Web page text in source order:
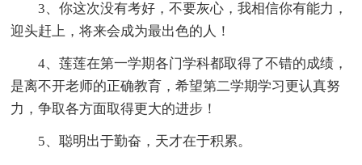
3、你这次没有考好，不要灰心，我相信你有能力，
迎头赶上，将来会成为最出色的人！
4、莲莲在第一学期各门学科都取得了不错的成绩，
是离不开老师的正确教育，希望第二学期学习更认真努
力，争取各方面取得更大的进步！
5、聪明出于勤奋，天才在于积累。